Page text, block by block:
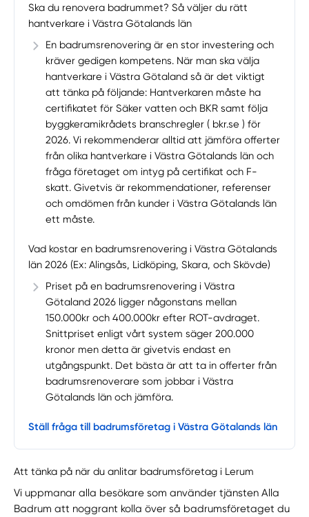
Ska du renovera badrummet? Så väljer du rätt
hantverkare i Västra Götalands län
En badrumsrenovering är en stor investering och
kräver gedigen kompetens. När man ska välja
hantverkare i Västra Götaland så är det viktigt
att tänka på följande: Hantverkaren måste ha
certifikatet för Säker vatten och BKR samt följa
byggkeramikrådets branschregler ( bkr.se ) för
2026. Vi rekommenderar alltid att jämföra offerter
från olika hantverkare i Västra Götalands län och
fråga företaget om intyg på certifikat och F-
skatt. Givetvis är rekommendationer, referenser
och omdömen från kunder i Västra Götalands län
ett måste.
Vad kostar en badrumsrenovering i Västra Götalands
län 2026 (Ex: Alingsås, Lidköping, Skara, och Skövde)
Priset på en badrumsrenovering i Västra
Götaland 2026 ligger någonstans mellan
150.000kr och 400.000kr efter ROT-avdraget.
Snittpriset enligt vårt system säger 200.000
kronor men detta är givetvis endast en
utgångspunkt. Det bästa är att ta in offerter från
badrumsrenoverare som jobbar i Västra
Götalands län och jämföra.
Ställ fråga till badrumsföretag i Västra Götalands län
Att tänka på när du anlitar badrumsföretag i Lerum
Vi uppmanar alla besökare som använder tjänsten Alla
Badrum att noggrant kolla över så badrumsföretaget du